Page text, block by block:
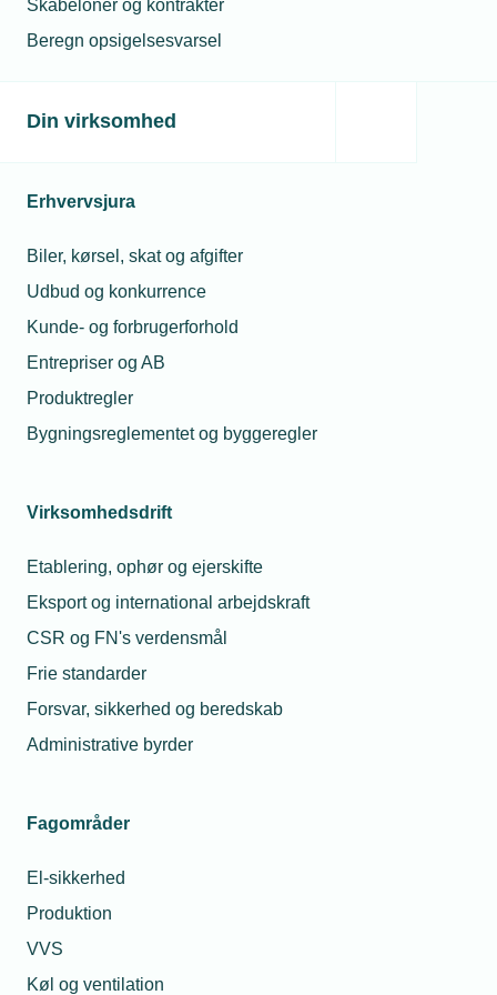
Skabeloner og kontrakter
Beregn opsigelsesvarsel
Din virksomhed
Erhvervsjura
Biler, kørsel, skat og afgifter
Udbud og konkurrence
Kunde- og forbrugerforhold
Entrepriser og AB
Produktregler
Bygningsreglementet og byggeregler
Virksomhedsdrift
Etablering, ophør og ejerskifte
Eksport og international arbejdskraft
CSR og FN's verdensmål
Frie standarder
Forsvar, sikkerhed og beredskab
Administrative byrder
Fagområder
El-sikkerhed
Produktion
VVS
Køl og ventilation
Nu lukker TEKNIQ Barsel
TEKNIQ Barsel lukker pr. 30. juni 2026. Fra 1. juli
2026 overgår alle medlemsvirksomheder
30. juni.
gerne opsiges, så hun bagefter kan starte sit eget
vi det uden at risikere en sag imod os?
Det var fuldt lovligt, da en virksomhed opsagde en
elektriker, som skulle være far. Det har
Afskedigelsesnævnet afgjort. Elektrikeren mente
selv, at afskedigelsen var uberettiget, fordi han
Har du spørgsmål om
orlov ved graviditet og
barsel?
os.
videre.
Telefon:
Mandag til torsdag fra kl. 8:00 til 16:00
Fredag fra kl. 8:00 til 15:00.